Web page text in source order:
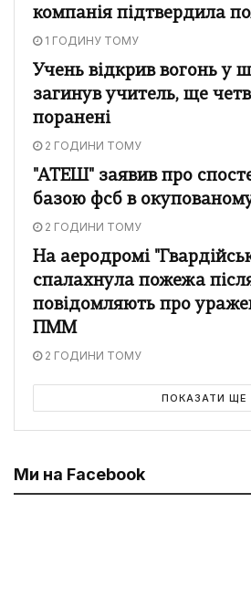
компанія підтвердила
1 ГОДИНУ ТОМУ
Учень відкрив вогонь у
загинув учитель, ще
поранені
2 ГОДИНИ ТОМУ
"АТЕШ" заявив про
базою фсб в
2 ГОДИНИ ТОМУ
На аеродромі
спалахнула пожежа
повідомляють про
ПММ
2 ГОДИНИ ТОМУ
ПОКАЗАТИ ЩЕ
Ми на Facebook